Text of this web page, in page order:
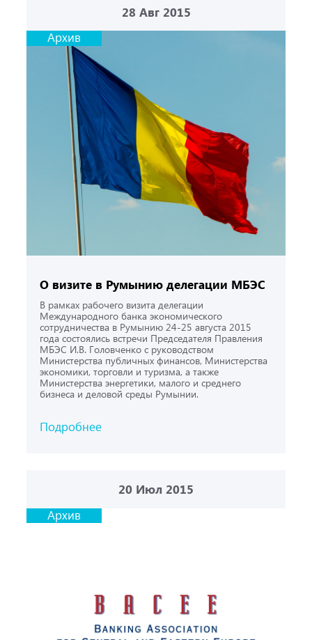
28 Авг 2015
Архив
О визите в Румынию делегации МБЭС
В рамках рабочего визита делегации
Международного банка экономического
сотрудничества в Румынию 24-25 августа 2015
года состоялись встречи Председателя Правления
МБЭС И.В. Головченко с руководством
Министерства публичных финансов, Министерства
экономики, торговли и туризма, а также
Министерства энергетики, малого и среднего
бизнеса и деловой среды Румынии.
Подробнее
20 Июл 2015
Архив